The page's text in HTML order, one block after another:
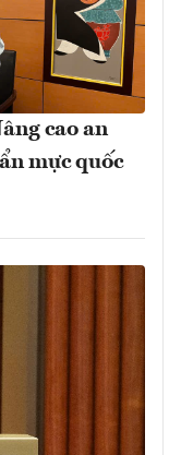
cao an
mực quốc